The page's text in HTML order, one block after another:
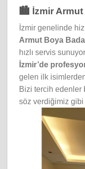
🏙️ İzmir Armut
İzmir genelinde
Armut Boya
hızlı servis
İzmir’de
gelen ilk
Bizi tercih edenler
söz verdiğimiz gibi